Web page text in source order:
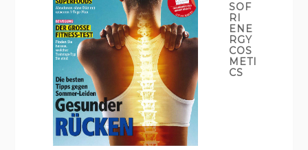
SOF
RI
ENE
RGY
COS
METI
CS